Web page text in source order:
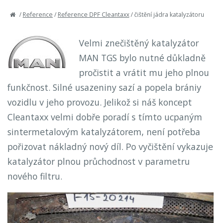
/Reference /Reference DPF Cleantaxx/čištění jádra katalyzátoru
Velmi znečištěný katalyzátor
MAN TGS bylo nutné důkladně
pročistit a vrátit mu jeho plnou
funkčnost. Silné usazeniny sazí a popela brániy
vozidlu v jeho provozu. Jelikož si náš koncept
Cleantaxx velmi dobře poradí s tímto ucpaným
sintermetalovým katalyzátorem, není potřeba
pořizovat nákladný nový díl. Po vyčištění vykazuje
katalyzátor plnou průchodnost v parametru
nového filtru.